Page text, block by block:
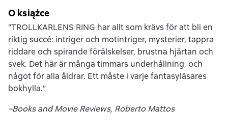
O książce
“TROLLKARLENS RING har allt som krävs för att bli en
riktig succé: intriger och motintriger, mysterier, tappra
riddare och spirande förälskelser, brustna hjärtan och
svek. Det här är många timmars underhållning, och
något för alla åldrar. Ett måste i varje fantasyläsares
bokhylla.”
–Books and Movie Reviews, Roberto Mattos